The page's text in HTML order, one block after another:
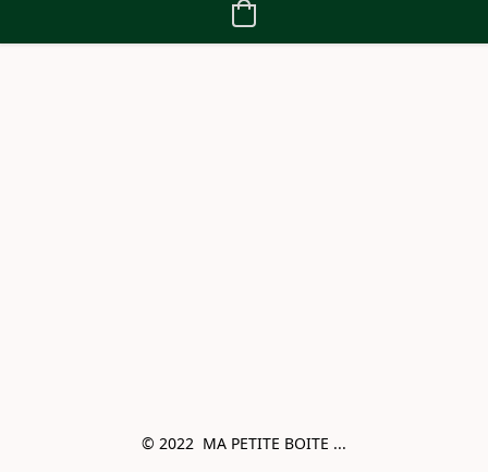
© 2022  MA PETITE BOITE ...